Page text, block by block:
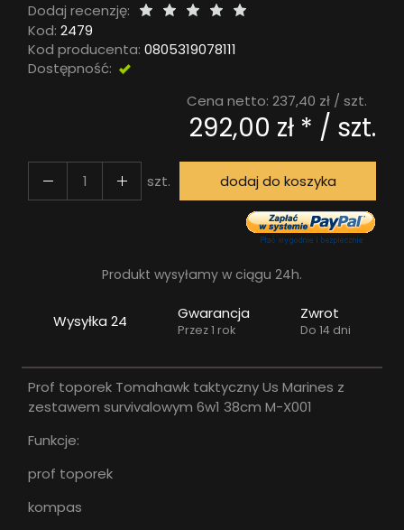
Dodaj recenzję:
Kod: 2479
Kod producenta: 0805319078111
Dostępność:
Cena netto: 237,40 zł / szt.
292,00 zł * / szt.
szt. dodaj do koszyka
Produkt wysyłamy w ciągu 24h.
Wysyłka 24 Gwarancja
Przez 1 rok
Zwrot
Do 14 dni
Prof toporek Tomahawk taktyczny Us Marines z
zestawem survivalowym 6w1 38cm M-X001
Funkcje:
prof toporek
kompas